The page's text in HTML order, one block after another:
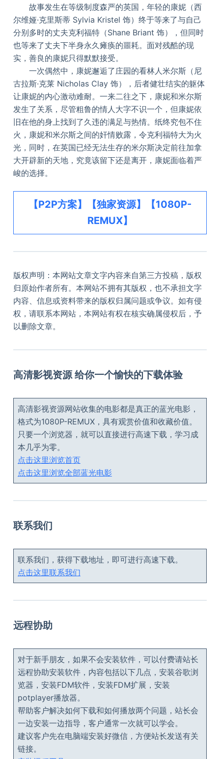
故事发生在等级制度森严的英国，年轻的康妮（西
尔维娅·克里斯蒂 Sylvia Kristel 饰）终于等来了与自己
分别多时的丈夫克利福特（Shane Briant 饰），但同时
也等来了丈夫下半身永久瘫痪的噩耗。面对残酷的现
实，善良的康妮只得默默接受。
一次偶然中，康妮邂逅了庄园的看林人米尔斯（尼
古拉斯·克莱 Nicholas Clay 饰），后者健壮结实的躯体
让康妮的内心激动难耐。一来二往之下，康妮和米尔斯
发生了关系，尽管粗鲁的情人大字不识一个，但康妮依
旧在他的身上找到了久违的满足与热情。纸终究包不住
火，康妮和米尔斯之间的奸情败露，令克利福特大为火
光，同时，在英国已经无法生存的米尔斯决定前往加拿
大开辟新的天地，究竟该留下还是离开，康妮面临着严
峻的选择。
【P2P方案】【独家资源】【1080P-
REMUX】
版权声明：本网站文章文字内容来自第三方投稿，版权
归原始作者所有。本网站不拥有其版权，也不承担文字
内容、信息或资料带来的版权归属问题或争议。如有侵
权，请联系本网站，本网站有权在核实确属侵权后，予
以删除文章。
高清影视资源 给你一个愉快的下载体验
高清影视资源网站收集的电影都是真正的蓝光电影，
格式为1080P-REMUX，具有观赏价值和收藏价值。
只要一个浏览器，就可以直接进行高速下载，学习成
本几乎为零。
点击这里浏览首页
点击这里浏览全部蓝光电影
联系我们
联系我们，获得下载地址，即可进行高速下载。
点击这里联系我们
远程协助
对于新手朋友，如果不会安装软件，可以付费请站长
远程协助安装软件，内容包括以下几点，安装谷歌浏
览器，安装FDM软件，安装FDM扩展，安装
potplayer播放器。
帮助客户解决如何下载和如何播放两个问题，站长会
一边安装一边指导，客户通常一次就可以学会。
建议客户先在电脑端安装好微信，方便站长发送有关
链接。